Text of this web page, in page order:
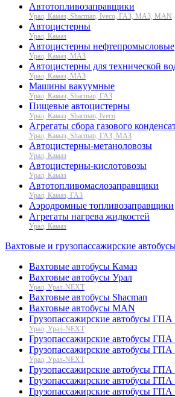
Автотопливозаправщики
Урал, Камаз, Shacman, Iveco, ГАЗ, МАЗ, MAN
Автоцистерны
Урал, Камаз
Автоцистерны нефтепромысловые
Урал, Камаз, МАЗ
Автоцистерны для технической
Урал, Камаз, МАЗ
Машины вакуумные
Урал, Камаз, Shacman, ГАЗ
Пищевые автоцистерны
Урал, Камаз, Shacman, Iveco
Агрегаты сбора газового
Урал, Камаз, Shacman, ГАЗ, МАЗ
Автоцистерны-метаноловозы
Урал, Камаз
Автоцистерны-кислотовозы
Урал, Камаз
Автотопливомаслозаправщики
Урал, Камаз, ГАЗ
Аэродромные топливозаправщики
Агрегаты нагрева жидкостей
Урал, Камаз
Вахтовые и грузопассажирские
Вахтовые автобусы Камаз
Вахтовые автобусы Урал
Урал, Урал-NEXT
Вахтовые автобусы Shacman
Вахтовые автобусы MAN
Грузопассажирские автобусы ГПА
Урал, Урал-NEXT
Грузопассажирские автобусы ГПА
Грузопассажирские автобусы
Урал, Урал-NEXT
Грузопассажирские автобусы
Грузопассажирские автобусы
Грузопассажирские автобусы